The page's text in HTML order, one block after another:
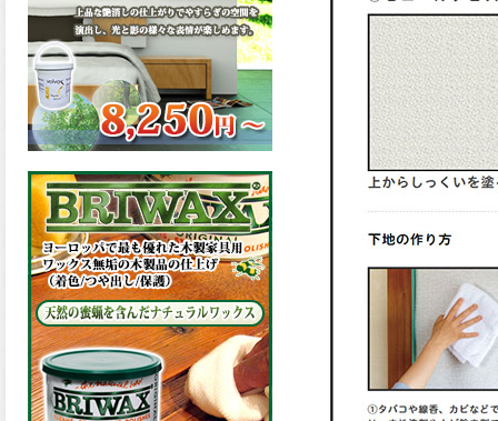
2026.03.12
無機顔料の表面を高緻密ダブ
ルシールド層でガードするこ
とにより、ラジカルの発生を
抑制、エスケープレミアムル
ーフSiが新しく販売開始致し
ました。ご購入はこちらか
ら。
2026.03.11
緻密で強靭な無機系塗膜と、
汚れを降雨で洗い流す親水性
の表面効果により優れた低汚
染性を発揮、エスケープレミ
アム無機ルーフが新しく販売
開始致しました。ご購入はこ
ちらから。
2026.03.09
ハケ塗りでの伸びが良く作業